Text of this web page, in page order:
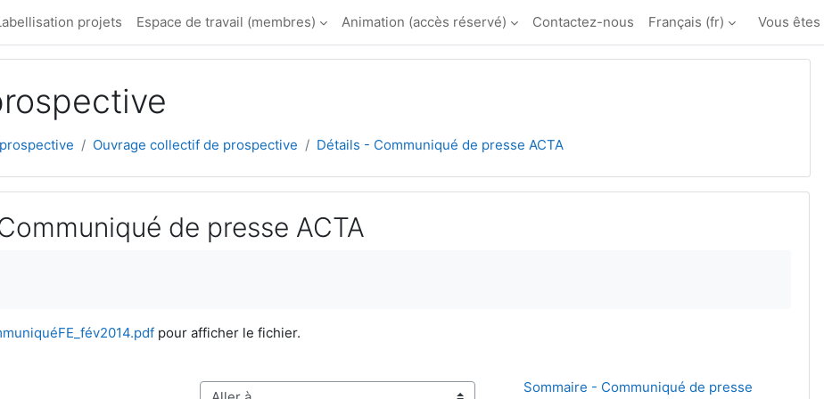
projets Espace de travail (membres) Animation (accès réservé) Contactez-nous Français ‎(fr)‎ Vous
Ouvrage collectif de prospective Détails - Communiqué de presse ACTA
de presse ACTA
pour afficher le fichier.
Sommaire - Communiqué de presse